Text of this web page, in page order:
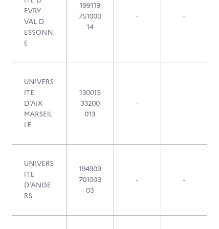
EVRY
VAL D
ESSONN
E
199119
751000
14
- -
UNIVERS
ITE
D'AIX
MARSEIL
LE
130015
33200
013
- -
UNIVERS
ITE
D'ANGE
RS
194909
701003
03
- -